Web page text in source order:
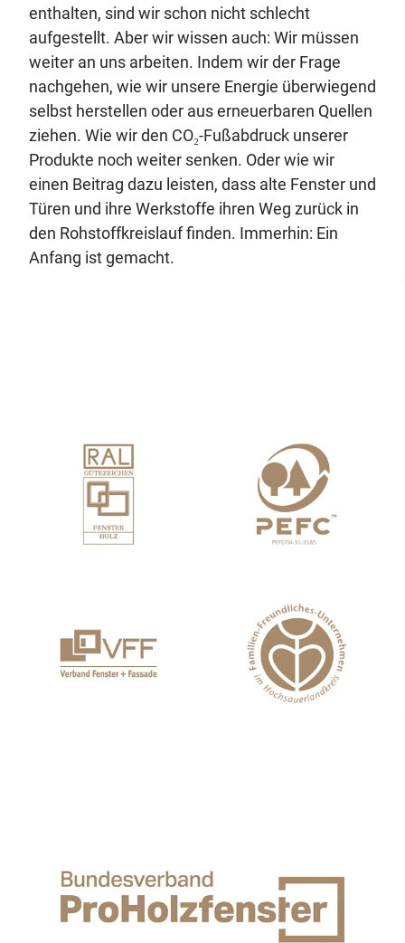
enthalten, sind wir schon nicht schlecht
aufgestellt. Aber wir wissen auch: Wir müssen
weiter an uns arbeiten. Indem wir der Frage
nachgehen, wie wir unsere Energie überwiegend
selbst herstellen oder aus erneuerbaren Quellen
ziehen. Wie wir den CO₂-Fußabdruck unserer
Produkte noch weiter senken. Oder wie wir
einen Beitrag dazu leisten, dass alte Fenster und
Türen und ihre Werkstoffe ihren Weg zurück in
den Rohstoffkreislauf finden. Immerhin: Ein
Anfang ist gemacht.